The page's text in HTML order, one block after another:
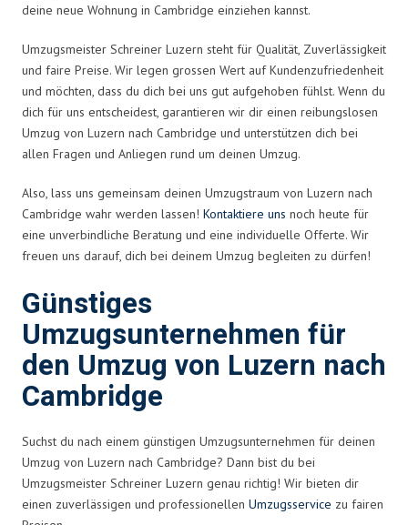
deine neue Wohnung in Cambridge einziehen kannst.
Umzugsmeister Schreiner Luzern steht für Qualität, Zuverlässigkeit
und faire Preise. Wir legen grossen Wert auf Kundenzufriedenheit
und möchten, dass du dich bei uns gut aufgehoben fühlst. Wenn du
dich für uns entscheidest, garantieren wir dir einen reibungslosen
Umzug von Luzern nach Cambridge und unterstützen dich bei
allen Fragen und Anliegen rund um deinen Umzug.
Also, lass uns gemeinsam deinen Umzugstraum von Luzern nach
Cambridge wahr werden lassen! Kontaktiere uns noch heute für
eine unverbindliche Beratung und eine individuelle Offerte. Wir
freuen uns darauf, dich bei deinem Umzug begleiten zu dürfen!
Günstiges
Umzugsunternehmen für
den Umzug von Luzern nach
Cambridge
Suchst du nach einem günstigen Umzugsunternehmen für deinen
Umzug von Luzern nach Cambridge? Dann bist du bei
Umzugsmeister Schreiner Luzern genau richtig! Wir bieten dir
einen zuverlässigen und professionellen Umzugsservice zu fairen